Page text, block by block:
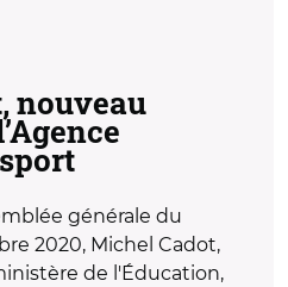
nouveau
générale du
2020, Michel Cadot,
de l'Éducation,